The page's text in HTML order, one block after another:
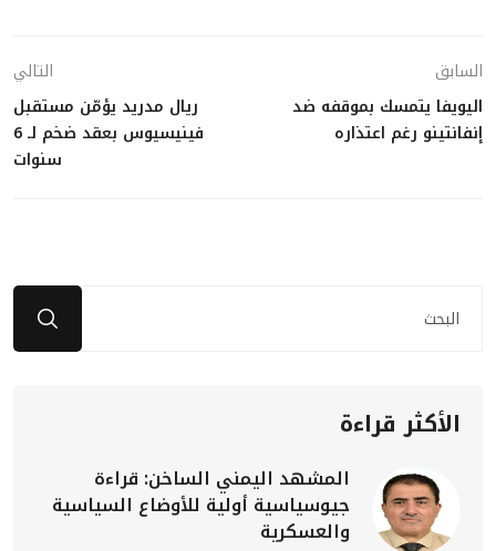
السابق
اليويفا يتمسك بموقفه ضد
إنفانتينو رغم اعتذاره
التالي
ريال مدريد يؤمّن مستقبل
فينيسيوس بعقد ضخم لـ 6
سنوات
الأكثر قراءة
المشهد اليمني الساخن: قراءة
جيوسياسية أولية للأوضاع السياسية
والعسكرية